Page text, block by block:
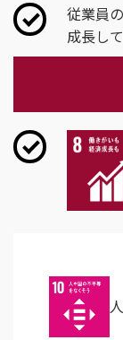
従業員
成長し